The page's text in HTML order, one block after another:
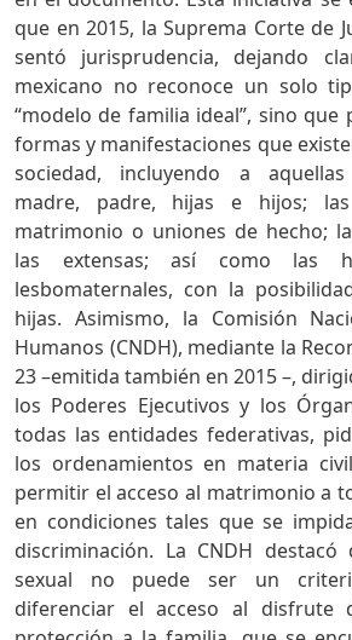
que en 2015, la Suprema Corte de
sentó jurisprudencia, dejando
mexicano no reconoce un solo
“modelo de familia ideal”, sino que
formas y manifestaciones que
sociedad, incluyendo a
madre, padre, hijas e hijos;
matrimonio o uniones de hecho;
las extensas; así como las
lesbomaternales, con la
hijas. Asimismo, la Comisión
Humanos (CNDH), mediante la
23 –emitida también en 2015 –,
los Poderes Ejecutivos y los
todas las entidades federativas,
los ordenamientos en materia
permitir el acceso al matrimonio a
en condiciones tales que se
discriminación. La CNDH
sexual no puede ser un
diferenciar el acceso al disfrute